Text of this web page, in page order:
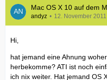
Mac OS X 10 auf dem
andyz 12. November
Hi,
hat jemand eine Ahnung
herbekomme? ATI ist noch
ich nix weiter. Hat jemand OS